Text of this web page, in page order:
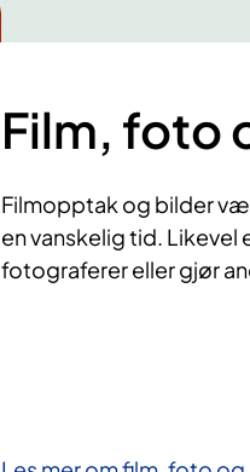
Film, foto
Filmopptak og bilder
en vanskelig tid. Likevel
fotograferer eller gjør